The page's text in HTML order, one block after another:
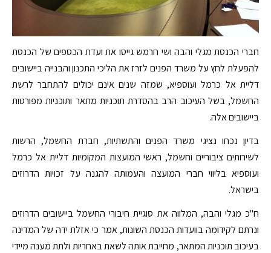
חברי הכנסת מגלי והבה ושי חרמש גייסו את ועדת הכספים של הכנסת
להפעלת לחץ על משרד הפנים לזרז את הליכי התכנון והבנייה ביישובים
דליית אל כרמל ועוספיא, שמזה שנים אינם יכולים להתחבר לרשת
החשמל, בשל העיכוב הרב בהסדרת תוכניות מתאר ותוכניות מפורטות
ביישובים אלה.
בדיון נכחו נציגי משרד הפנים והתשתיות, חברת החשמל, הרשות
לשירותים ציבוריים וחשמל, ראשי המועצות המקומיות דליית אל כרמל
ועוספיא בליווי חברי המועצה והעמותה להגנה על זכויות הדרוזים
בישראל.
ח"כ מגלי והבה, המלווה את סוגיית חיבורי החשמל ביישובים הדרוזים
ונרתם לקידומה בוועדות הכנסת השונות, אמר כי אזלת ידה של המדינה
בעיכוב תוכניות המתאר, מחייבת אותה לשאת באחריות ולתת מענה מיידי